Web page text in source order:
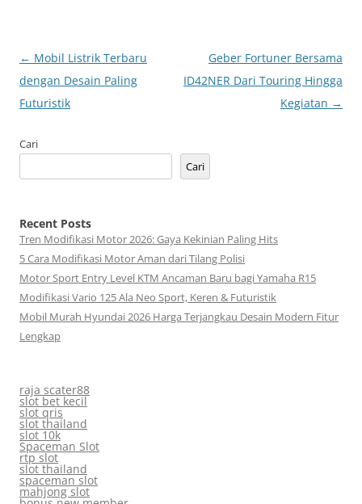
Navigasi
Tulisan
← Mobil Listrik Terbaru
dengan Desain Paling
Futuristik
Geber Fortuner Bersama
ID42NER Dari Touring Hingga
Kegiatan →
Cari
Cari
Recent Posts
Tren Modifikasi Motor 2026: Gaya Kekinian Paling Hits
5 Cara Modifikasi Motor Aman dari Tilang Polisi
Motor Sport Entry Level KTM Ancaman Baru bagi Yamaha R15
Modifikasi Vario 125 Ala Neo Sport, Keren & Futuristik
Mobil Murah Hyundai 2026 Harga Terjangkau Desain Modern Fitur
Lengkap
raja scater88
slot bet kecil
slot qris
slot thailand
slot 10k
Spaceman Slot
rtp slot
slot thailand
spaceman slot
mahjong slot